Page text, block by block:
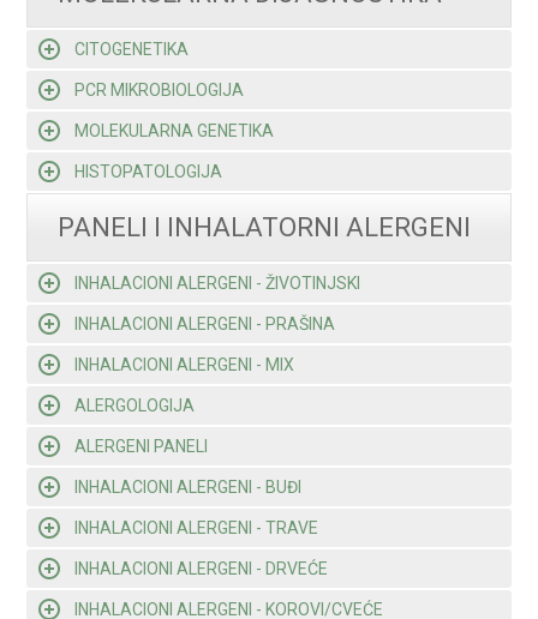
CITOGENETIKA
PCR MIKROBIOLOGIJA
MOLEKULARNA GENETIKA
HISTOPATOLOGIJA
PANELI I INHALATORNI ALERGENI
INHALACIONI ALERGENI - ŽIVOTINJSKI
INHALACIONI ALERGENI - PRAŠINA
INHALACIONI ALERGENI - MIX
ALERGOLOGIJA
ALERGENI PANELI
INHALACIONI ALERGENI - BUĐI
INHALACIONI ALERGENI - TRAVE
INHALACIONI ALERGENI - DRVEĆE
INHALACIONI ALERGENI - KOROVI/CVEĆE